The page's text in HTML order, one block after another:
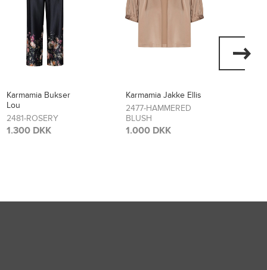
Karmamia Jakke Ellis
2477-HAMMERED
BLUSH
1.000 DKK
Karmamia Kjole Layla
2474-SCARLETT
FLOWER
1.700 DKK